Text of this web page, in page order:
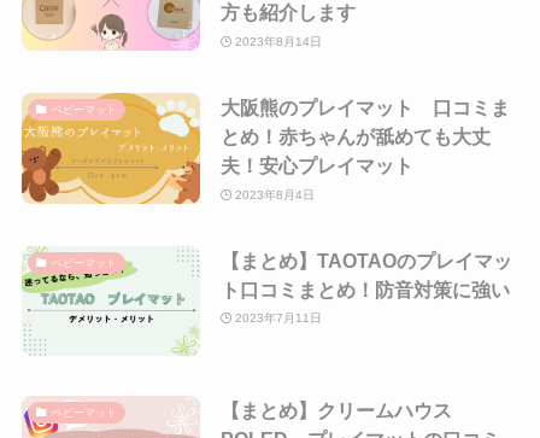
方も紹介します
2023年8月14日
ベビーマット
大阪熊のプレイマット 口コミま
とめ！赤ちゃんが舐めても大丈
夫！安心プレイマット
2023年8月4日
ベビーマット
【まとめ】TAOTAOのプレイマッ
ト口コミまとめ！防音対策に強い
2023年7月11日
ベビーマット
【まとめ】クリームハウス